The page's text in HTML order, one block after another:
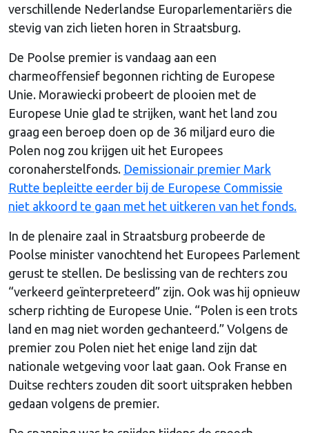
verschillende Nederlandse Europarlementariërs die
stevig van zich lieten horen in Straatsburg.
De Poolse premier is vandaag aan een
charmeoffensief begonnen richting de Europese
Unie. Morawiecki probeert de plooien met de
Europese Unie glad te strijken, want het land zou
graag een beroep doen op de 36 miljard euro die
Polen nog zou krijgen uit het Europees
coronaherstelfonds. Demissionair premier Mark
Rutte bepleitte eerder bij de Europese Commissie
niet akkoord te gaan met het uitkeren van het fonds.
In de plenaire zaal in Straatsburg probeerde de
Poolse minister vanochtend het Europees Parlement
gerust te stellen. De beslissing van de rechters zou
“verkeerd geïnterpreteerd” zijn. Ook was hij opnieuw
scherp richting de Europese Unie. “Polen is een trots
land en mag niet worden gechanteerd.” Volgens de
premier zou Polen niet het enige land zijn dat
nationale wetgeving voor laat gaan. Ook Franse en
Duitse rechters zouden dit soort uitspraken hebben
gedaan volgens de premier.